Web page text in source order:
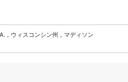
，ウィスコンシン州，マディソン